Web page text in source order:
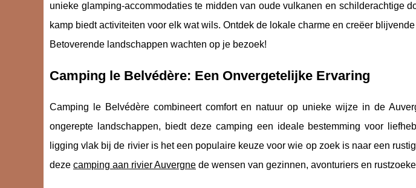
unieke glamping-accommodaties te midden van oude vulkanen en schilderachtige
kamp biedt activiteiten voor elk wat wils. Ontdek de lokale charme en creëer
Betoverende landschappen wachten op je bezoek!
Camping le Belvédère: Een Onvergetelijke Ervaring
Camping le Belvédère combineert comfort en natuur op unieke wijze in de
ongerepte landschappen, biedt deze camping een ideale bestemming voor
ligging vlak bij de rivier is het een populaire keuze voor wie op zoek is naar een
deze camping aan rivier Auvergne de wensen van gezinnen, avonturiers en